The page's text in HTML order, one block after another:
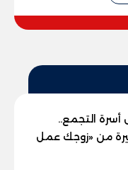
أسرة التجمع..
من «زوجك عمل